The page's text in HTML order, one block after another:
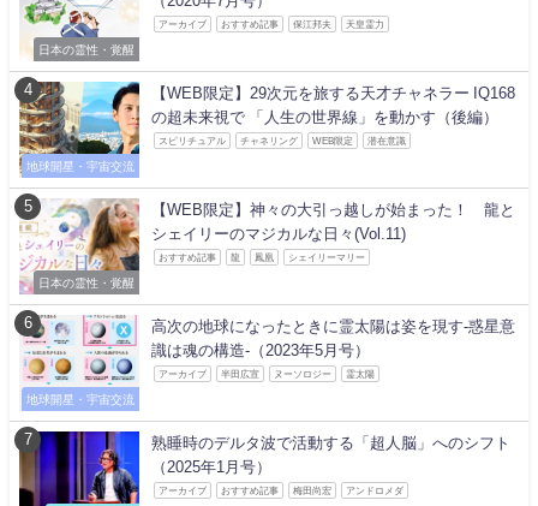
日本の霊性・覚醒
アーカイブ おすすめ記事 保江邦夫 天皇霊力
地球開星・宇宙交流
【WEB限定】29次元を旅する天才チャネラー IQ168
の超未来視で 「人生の世界線」を動かす（後編）
スピリチュアル チャネリング WEB限定 潜在意識
日本の霊性・覚醒
【WEB限定】神々の大引っ越しが始まった！ 龍と
シェイリーのマジカルな日々(Vol.11)
おすすめ記事 龍 鳳凰 シェイリーマリー
地球開星・宇宙交流
高次の地球になったときに霊太陽は姿を現す-惑星意
識は魂の構造-（2023年5月号）
アーカイブ 半田広宣 ヌーソロジー 霊太陽
熟睡時のデルタ波で活動する「超人脳」へのシフト
（2025年1月号）
アーカイブ おすすめ記事 梅田尚宏 アンドロメダ